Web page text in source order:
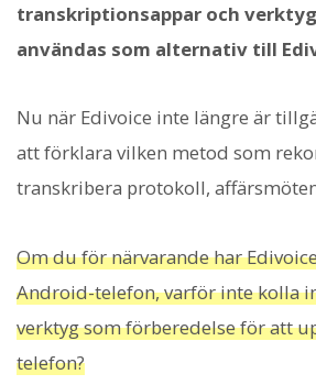
transkriptionsappar och
användas som alternativ till
Nu när Edivoice inte längre är
att förklara vilken metod som
transkribera protokoll,
Om du för närvarande har
Android-telefon, varför inte kolla
verktyg som förberedelse för att
telefon?